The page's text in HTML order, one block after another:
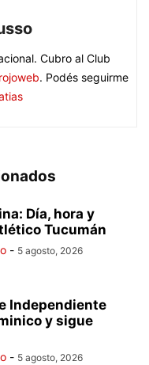
Cubro al Club
. Podés seguirme
Día, hora y
Tucumán
- 5 agosto, 2026
Independiente
y sigue
- 5 agosto, 2026